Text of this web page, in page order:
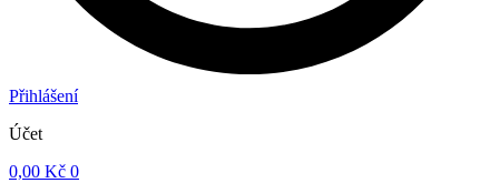
Přihlášení
Účet
0,00 Kč 0